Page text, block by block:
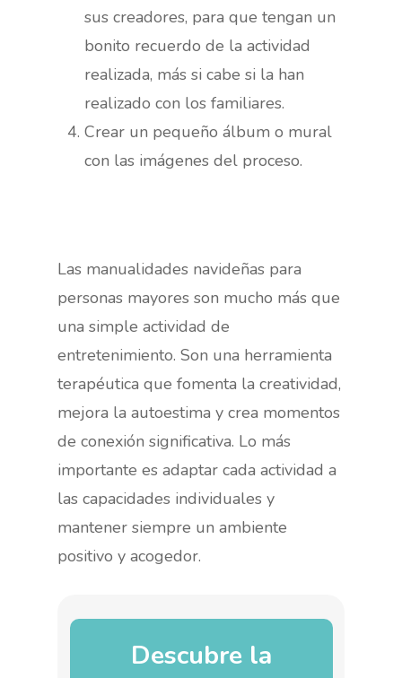
sus creadores, para que tengan un
bonito recuerdo de la actividad
realizada, más si cabe si la han
realizado con los familiares.
Crear un pequeño álbum o mural
con las imágenes del proceso.
Las manualidades navideñas para
personas mayores son mucho más que
una simple actividad de
entretenimiento. Son una herramienta
terapéutica que fomenta la creatividad,
mejora la autoestima y crea momentos
de conexión significativa. Lo más
importante es adaptar cada actividad a
las capacidades individuales y
mantener siempre un ambiente
positivo y acogedor.
Descubre la